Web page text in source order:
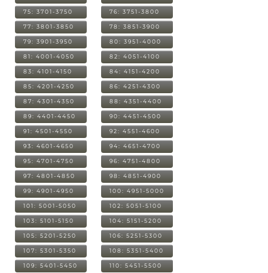
75: 3701-3750 76: 3751-3800
77: 3801-3850 78: 3851-3900
79: 3901-3950 80: 3951-4000
81: 4001-4050 82: 4051-4100
83: 4101-4150 84: 4151-4200
85: 4201-4250 86: 4251-4300
87: 4301-4350 88: 4351-4400
89: 4401-4450 90: 4451-4500
91: 4501-4550 92: 4551-4600
93: 4601-4650 94: 4651-4700
95: 4701-4750 96: 4751-4800
97: 4801-4850 98: 4851-4900
99: 4901-4950 100: 4951-5000
101: 5001-5050 102: 5051-5100
103: 5101-5150 104: 5151-5200
105: 5201-5250 106: 5251-5300
107: 5301-5350 108: 5351-5400
109: 5401-5450 110: 5451-5500